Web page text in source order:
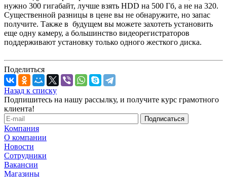
нужно 300 гигабайт, лучше взять HDD на 500 Гб, а не на 320.
Существенной разницы в цене вы не обнаружите, но запас
получите. Также в будущем вы можете захотеть установить
еще одну камеру, а большинство видеорегистраторов
поддерживают установку только одного жесткого диска.
Поделиться
Назад к списку
Подпишитесь на нашу рассылку, и получите курс грамотного
клиента!
Компания
О компании
Новости
Сотрудники
Вакансии
Магазины